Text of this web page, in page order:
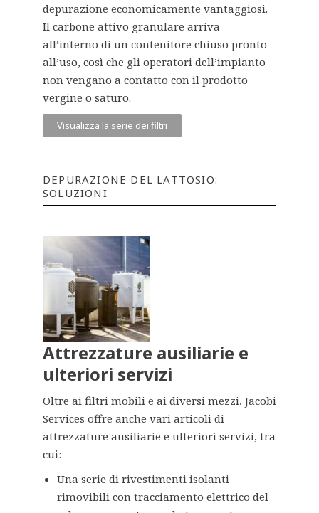
depurazione economicamente vantaggiosi.
Il carbone attivo granulare arriva
all’interno di un contenitore chiuso pronto
all’uso, così che gli operatori dell’impianto
non vengano a contatto con il prodotto
vergine o saturo.
Visualizza la serie dei filtri
DEPURAZIONE DEL LATTOSIO:
SOLUZIONI
Attrezzature ausiliarie e
ulteriori servizi
Oltre ai filtri mobili e ai diversi mezzi, Jacobi
Services offre anche vari articoli di
attrezzature ausiliarie e ulteriori servizi, tra
cui:
Una serie di rivestimenti isolanti
rimovibili con tracciamento elettrico del